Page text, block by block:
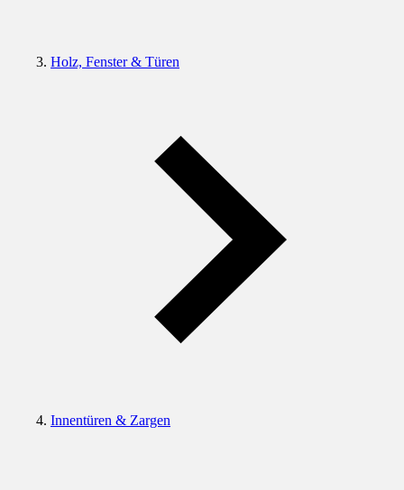
Holz, Fenster & Türen
Innentüren & Zargen